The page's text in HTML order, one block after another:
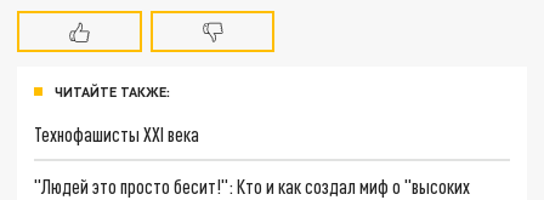
ЧИТАЙТЕ ТАКЖЕ:
Технофашисты XXI века
"Людей это просто бесит!": Кто и как создал миф о "высоких